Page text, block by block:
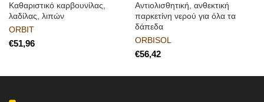
Καθαριστικό καρβουνίλας,
λαδίλας, λιπών
ORBIT
€
Αντιολισθητική, ανθεκτική
παρκετίνη νερού για όλα τα
δάπεδα
ORBISOL
€